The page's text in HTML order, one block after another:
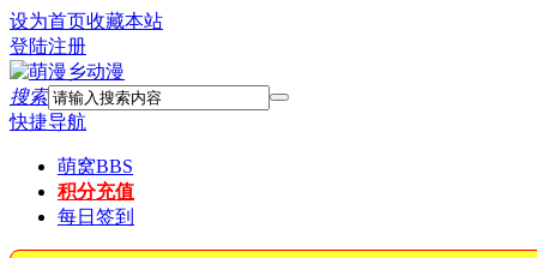
设为首页收藏本站
登陆注册
搜索
快捷导航
萌窝BBS
积分充值
每日签到